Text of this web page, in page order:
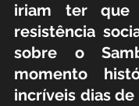
iriam ter que
resistência
sobre o
momento
incríveis dias